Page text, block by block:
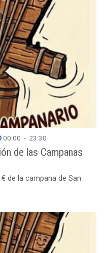
00:00 - 23:30
de las Campanas
de la campana de San